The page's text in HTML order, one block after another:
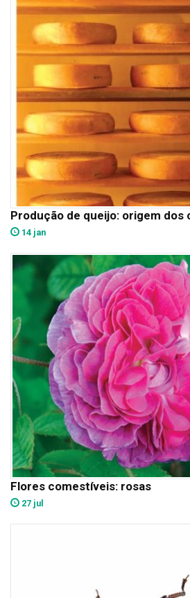
Produção de queijo: origem dos
14 jan
Flores comestíveis: rosas
27 jul